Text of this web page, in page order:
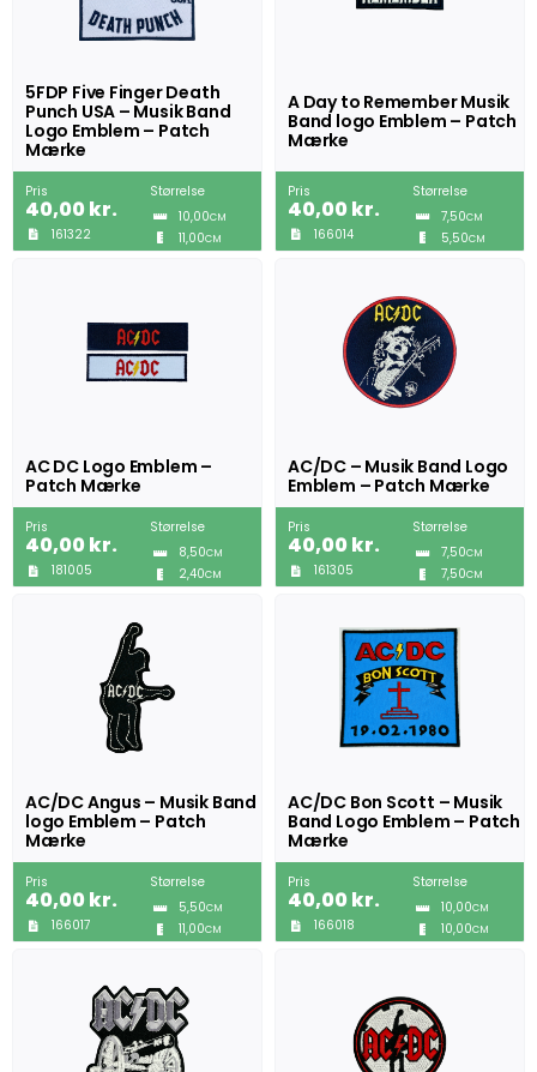
5FDP Five Finger Death
Punch USA – Musik Band
Logo Emblem – Patch
Mærke
Pris
40,00kr.
161322
Størrelse
10,00CM
11,00CM
A Day to Remember Musik
Band logo Emblem – Patch
Mærke
Pris
40,00kr.
166014
Størrelse
7,50CM
5,50CM
AC DC Logo Emblem –
Patch Mærke
Pris
40,00kr.
181005
Størrelse
8,50CM
2,40CM
AC/DC – Musik Band Logo
Emblem – Patch Mærke
Pris
40,00kr.
161305
Størrelse
7,50CM
7,50CM
AC/DC Angus – Musik Band
logo Emblem – Patch
Mærke
Pris
40,00kr.
166017
Størrelse
5,50CM
11,00CM
AC/DC Bon Scott – Musik
Band Logo Emblem – Patch
Mærke
Pris
40,00kr.
166018
Størrelse
10,00CM
10,00CM